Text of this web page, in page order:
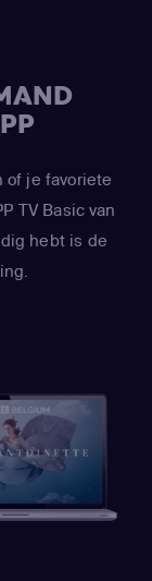
of je favoriete
TV Basic van
hebt is de